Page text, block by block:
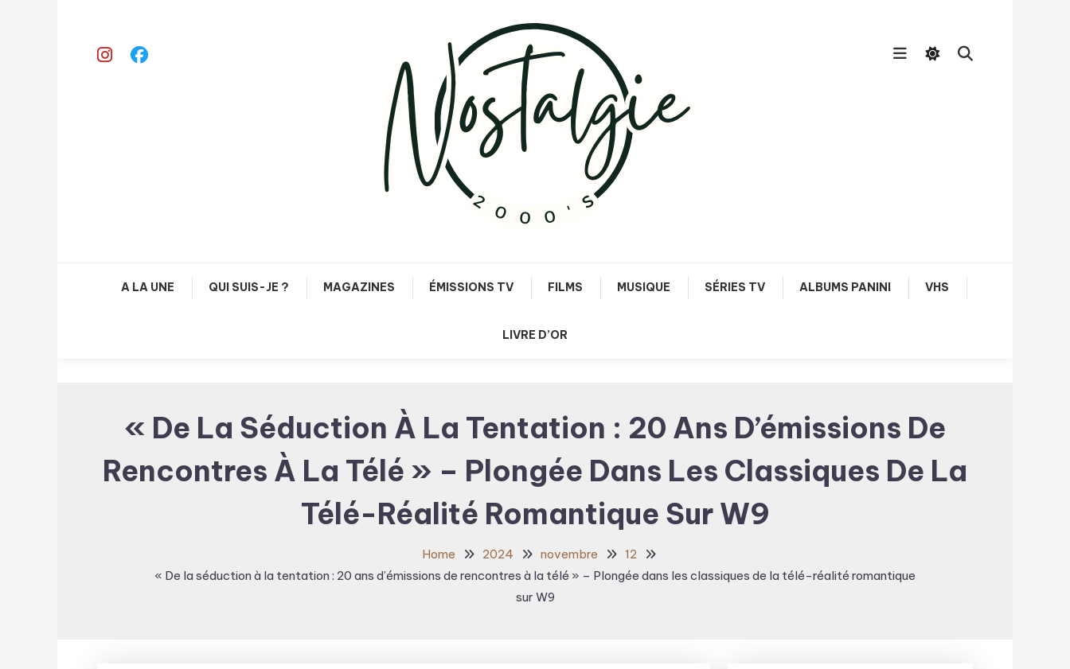
Content
Nostalgie 2000's
A LA UNE QUI SUIS-JE ? MAGAZINES ÉMISSIONS TV FILMS MUSIQUE SÉRIES TV ALBUMS PANINI VHS
LIVRE D’OR
« De La Séduction À La Tentation : 20 Ans D’émissions De
Rencontres À La Télé » – Plongée Dans Les Classiques De La
Télé-Réalité Romantique Sur W9
Home 2024 novembre
12
« De la séduction à la tentation : 20 ans d’émissions de rencontres à la télé » – Plongée dans les classiques de la télé-réalité romantique
sur W9